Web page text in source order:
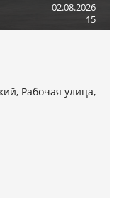
02.08.2026
15
Рабочая улица,